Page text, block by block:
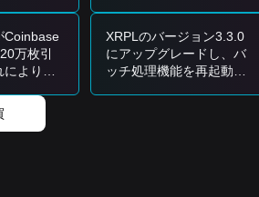
に基づき、以下の戦略を提案します：
全の主要な手段として利用し、価格が
る微小なプレミアムを追わない。
する USDC の支配率を監視する；増加は
標価格は依然として同等水準の
Coinbase
万枚引
より価
きるだ
XRPLのバージョン3.3.0
にアップグレードし、バ
ッチ処理機能を再起動し